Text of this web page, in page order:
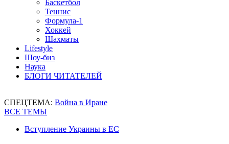
Баскетбол
Теннис
Формула-1
Хоккей
Шахматы
Lifestyle
Шоу-биз
Наука
БЛОГИ ЧИТАТЕЛЕЙ
СПЕЦТЕМА: Война в Иране
ВСЕ ТЕМЫ
Вступление Украины в ЕС